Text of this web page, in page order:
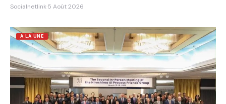
Socialnetlink·5 Août 2026
A LA UNE